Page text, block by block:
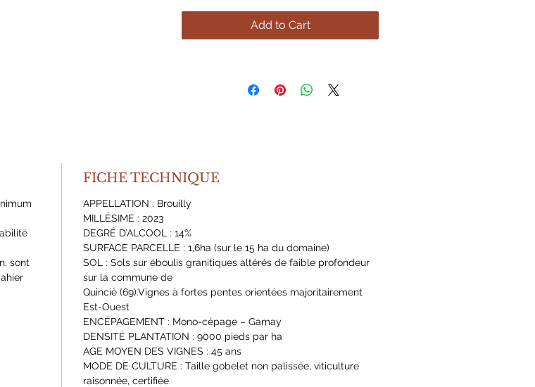
Add to Cart
sont
FICHE TECHNIQUE
APPELLATION : Brouilly
MILLÉSIME : 2023
DEGRÉ D’ALCOOL : 14%
SURFACE PARCELLE : 1,6ha (sur le 15 ha du domaine)
SOL : Sols sur éboulis granitiques altérés de faible profondeur
sur la commune de
Quinciè (69).Vignes à fortes pentes orientées majoritairement
Est-Ouest
ENCÉPAGEMENT : Mono-cépage – Gamay
DENSITÉ PLANTATION : 9000 pieds par ha
AGE MOYEN DES VIGNES : 45 ans
MODE DE CULTURE : Taille gobelet non palissée, viticulture
raisonnée, certifiée